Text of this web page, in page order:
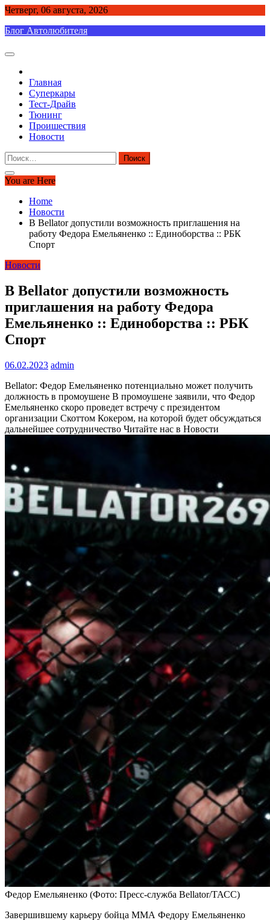
Skip
content
Четверг, 06 августа, 2026
Блог Автолюбителя
Главная
Суперкары
Тест-Драйв
Тюнинг
Проишествия
Новости
Найти:
You are Here
Home
Новости
В Bellator допустили возможность приглашения на
работу Федора Емельяненко :: Единоборства :: РБК
Спорт
Новости
В Bellator допустили возможность
приглашения на работу Федора
Емельяненко :: Единоборства :: РБК
Спорт
06.02.2023 admin
Bellator: Федор Емельяненко потенциально может получить
должность в промоушене В промоушене заявили, что Федор
Емельяненко скоро проведет встречу с президентом
организации Скоттом Кокером, на которой будет обсуждаться
дальнейшее сотрудничество Читайте нас в Новости
Федор Емельяненко (Фото: Пресс-служба Bellator/ТАСС)
Завершившему карьеру бойца ММА Федору Емельяненко